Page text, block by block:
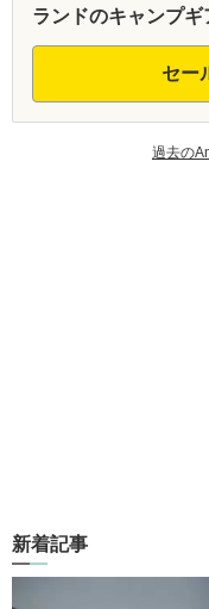
ランドのキャンプギ
セー
過去の
新着記事